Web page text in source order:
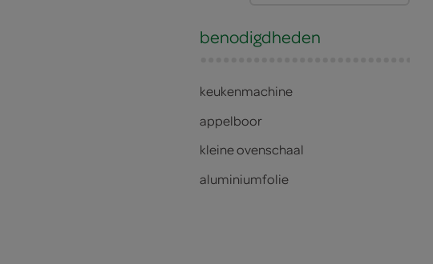
benodigdheden
keukenmachine
appelboor
kleine ovenschaal
aluminiumfolie